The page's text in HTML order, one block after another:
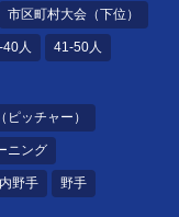
市区町村大会（下位）
人 41-50人
ピッチャー）
ニング
内野手 野手